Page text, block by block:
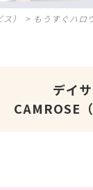
） > もうすぐハロ
デイ
CAMROSE